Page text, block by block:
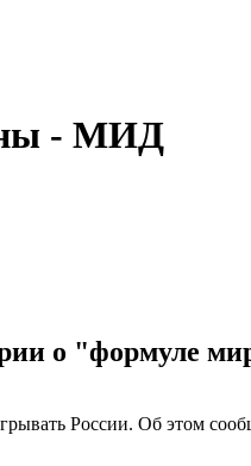
- МИД
о "формуле
России. Об этом